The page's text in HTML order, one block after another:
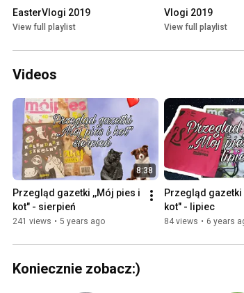
EasterVlogi 2019
View full playlist
Vlogi 2019
View full playlist
Videos
8:38
Przegląd gazetki ,,Mój pies i
kot" - sierpień
241 views • 5 years ago
Przegląd gazetki
kot" - lipiec
84 views • 6 years
Koniecznie zobacz:)